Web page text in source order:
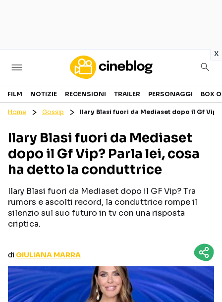
x
Cinema
GENERI
PERSONAGGI
CANALI STREAMING
Categorie
NOTIZIE
CURIOSITÀ
TRAILER
Seguici sui social
FILM NOTIZIE RECENSIONI TRAILER PERSONAGGI BOX
Home Gossip Ilary Blasi fuori da Mediaset dopo il Gf
Ilary Blasi fuori da Mediaset
dopo il Gf Vip? Parla lei, cosa
ha detto la conduttrice
Ilary Blasi fuori da Mediaset dopo il GF Vip? Tra
rumors e ascolti record, la conduttrice rompe il
silenzio sul suo futuro in tv con una risposta
criptica.
di GIULIANA MARRA